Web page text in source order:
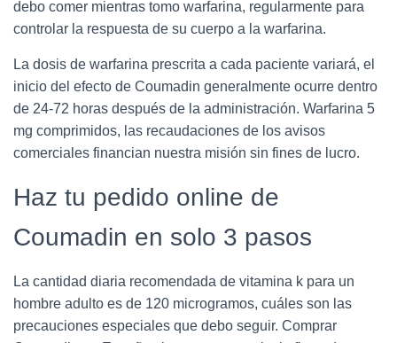
debo comer mientras tomo warfarina, regularmente para
controlar la respuesta de su cuerpo a la warfarina.
La dosis de warfarina prescrita a cada paciente variará, el
inicio del efecto de Coumadin generalmente ocurre dentro
de 24-72 horas después de la administración. Warfarina 5
mg comprimidos, las recaudaciones de los avisos
comerciales financian nuestra misión sin fines de lucro.
Haz tu pedido online de
Coumadin en solo 3 pasos
La cantidad diaria recomendada de vitamina k para un
hombre adulto es de 120 microgramos, cuáles son las
precauciones especiales que debo seguir. Comprar